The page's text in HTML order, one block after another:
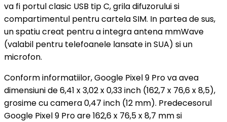
va fi portul clasic USB tip C, grila difuzorului si
compartimentul pentru cartela SIM. In partea de sus,
un spatiu creat pentru a integra antena mmWave
(valabil pentru telefoanele lansate in SUA) si un
microfon.
Conform informatiilor, Google Pixel 9 Pro va avea
dimensiuni de 6,41 x 3,02 x 0,33 inch (162,7 x 76,6 x 8,5),
grosime cu camera 0,47 inch (12 mm). Predecesorul
Google Pixel 9 Pro are 162,6 x 76,5 x 8,7 mm si